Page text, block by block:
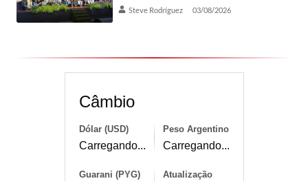
Steve Rodríguez 03/08/2026
Câmbio
Dólar (USD)
Carregando...
Peso Argentino
Carregando...
Guarani (PYG) Atualização